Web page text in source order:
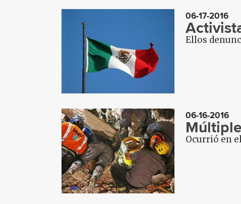
06-17-2016
Ellos
06-16-2016
Ocurrió en